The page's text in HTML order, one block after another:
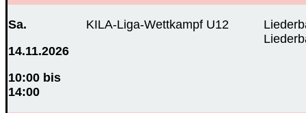
Sa.
14.11.2026
10:00 bis
14:00
KILA-Liga-Wettkampf U12